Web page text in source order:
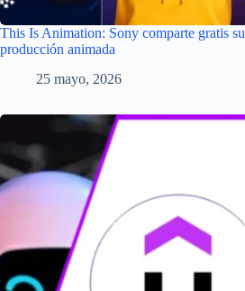
This Is Animation: Sony comparte gratis
producción animada
25 mayo, 2026